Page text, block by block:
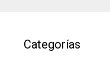
Categorías